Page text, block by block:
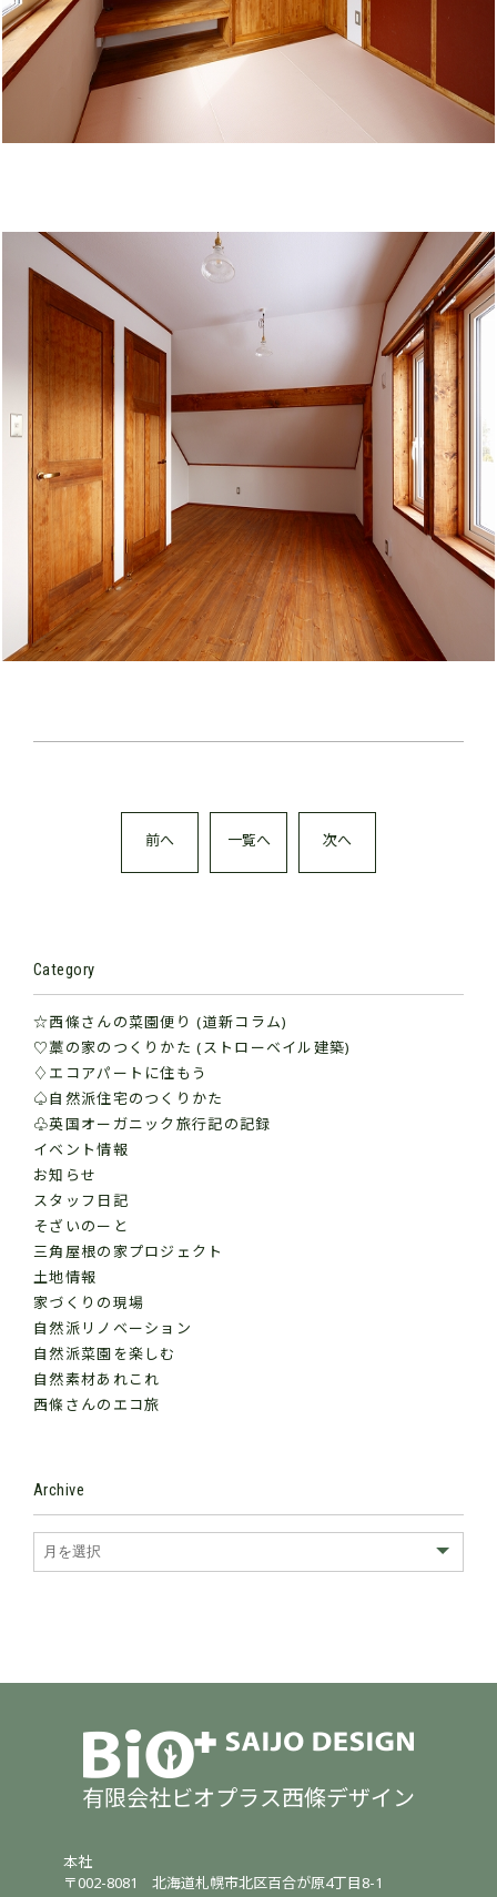
前へ 一覧へ 次へ
Category
☆西條さんの菜園便り (道新コラム)
♡藁の家のつくりかた (ストローベイル建築)
♢エコアパートに住もう
♤自然派住宅のつくりかた
♧英国オーガニック旅行記の記録
イベント情報
お知らせ
スタッフ日記
そざいのーと
三角屋根の家プロジェクト
土地情報
家づくりの現場
自然派リノベーション
自然派菜園を楽しむ
自然素材あれこれ
西條さんのエコ旅
Archive
有限会社ビオプラス西條デザイン
本社
〒002-8081北海道札幌市北区百合が原4丁目8-1